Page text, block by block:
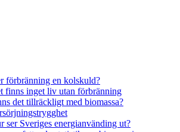
förbränning en kolskuld?
finns inget liv utan förbränning
det tillräckligt med biomassa?
ser Sveriges energianvänding ut?